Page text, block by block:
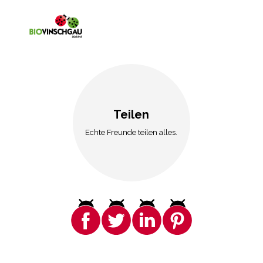
Teilen
Echte Freunde teilen alles.